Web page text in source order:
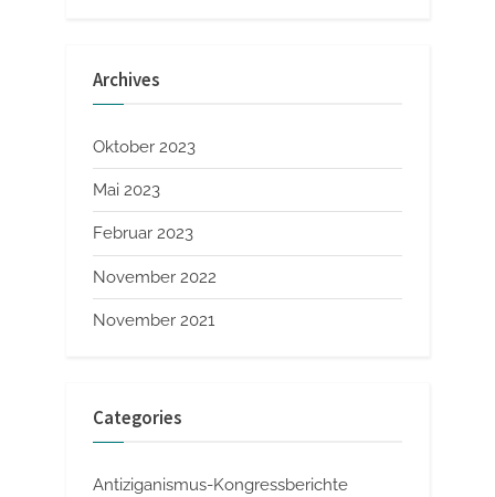
Archives
Oktober 2023
Mai 2023
Februar 2023
November 2022
November 2021
Categories
Antiziganismus-Kongressberichte